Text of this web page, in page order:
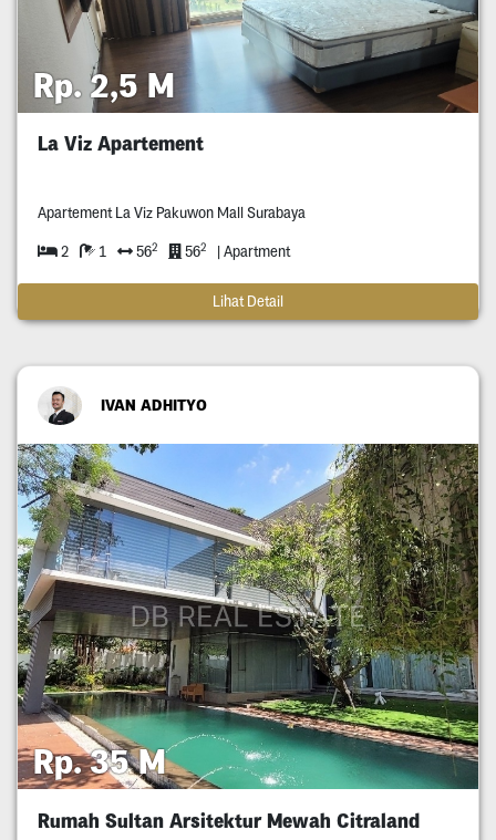
Rp. 2,5 M
La Viz Apartement
Apartement La Viz Pakuwon Mall Surabaya
2 1 562 562 | Apartment
Lihat Detail
IVAN ADHITYO
Rp. 35 M
Rumah Sultan Arsitektur Mewah Citraland